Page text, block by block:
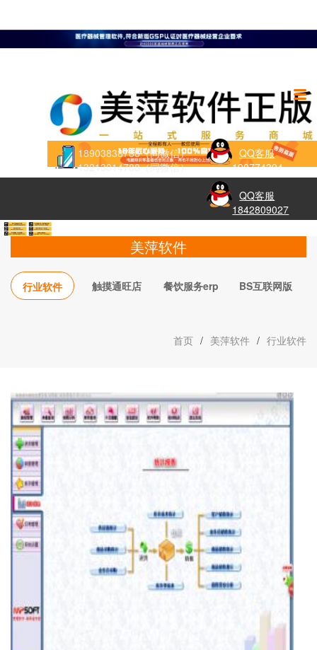
18903838788（同微信）
13213014788（同微信）
QQ客服
190774394
QQ客服
1842809027
美萍软件
行业软件 触摸通旺店 餐饮服务erp BS互联网版
首页 / 美萍软件 / 行业软件